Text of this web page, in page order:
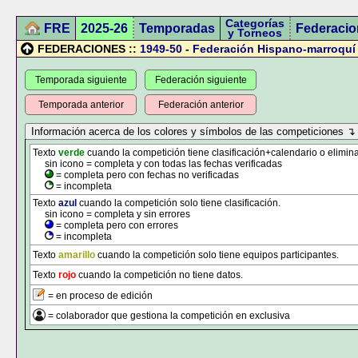
FRE 2025-26 Temporadas Categorías
y Torneos
FEDERACIONES :: 1949-50 - Federación Hispano-
Temporada siguiente
Temporada anterior
Federación siguiente
Federación anterior
Texto verde cuando la competición tiene clasificación+calendario o
sin icono = completa y con todas las fechas verificadas
= completa pero con fechas no verificadas
= incompleta
Texto azul cuando la competición solo tiene clasificación.
sin icono = completa y sin errores
= completa pero con errores
= incompleta
Texto amarillo cuando la competición solo tiene equipos participantes.
Texto rojo cuando la competición no tiene datos.
= en proceso de edición
= colaborador que gestiona la competición en exclusiva